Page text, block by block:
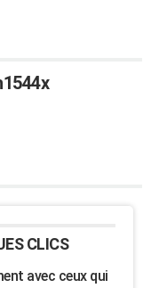
CLICS
avec ceux qui